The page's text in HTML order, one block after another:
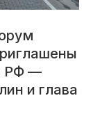
РФ —
и глава